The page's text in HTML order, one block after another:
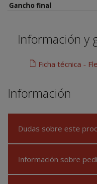
Gancho final
Información y
Ficha técnica -
Información
Dudas sobre este
Información sobre